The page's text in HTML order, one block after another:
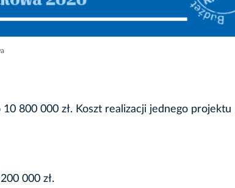
800 000 zł. Koszt realizacji jednego projektu
000 zł.